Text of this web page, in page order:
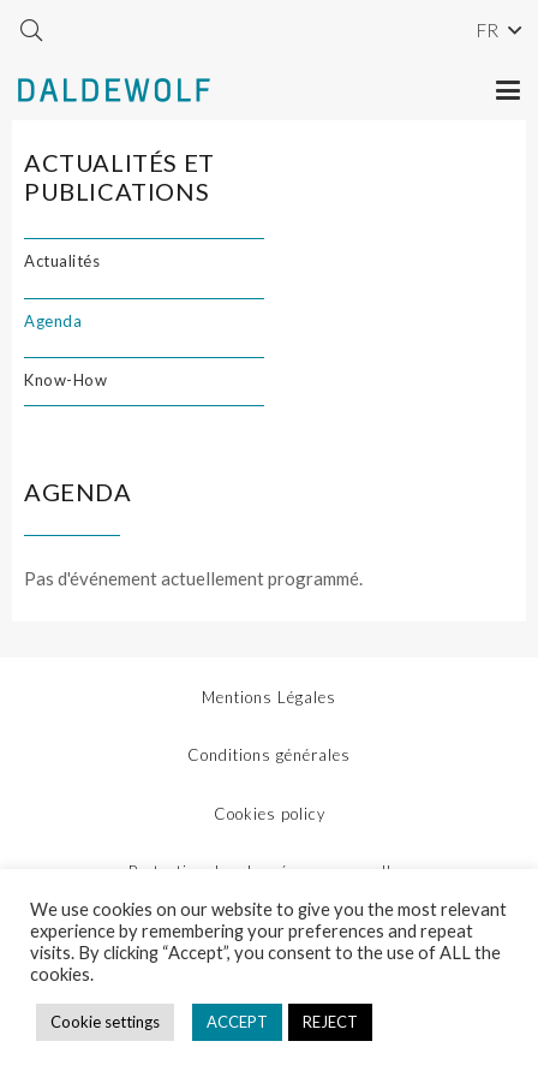
FR
ACTUALITÉS ET
PUBLICATIONS
Actualités
Agenda
Know-How
AGENDA
Pas d'événement actuellement programmé.
Mentions Légales
Conditions générales
Cookies policy
Protection des données personnelles
Plan du site
We use cookies on our website to give you the most relevant
experience by remembering your preferences and repeat
visits. By clicking “Accept”, you consent to the use of ALL the
cookies.
Cookie settings ACCEPT REJECT